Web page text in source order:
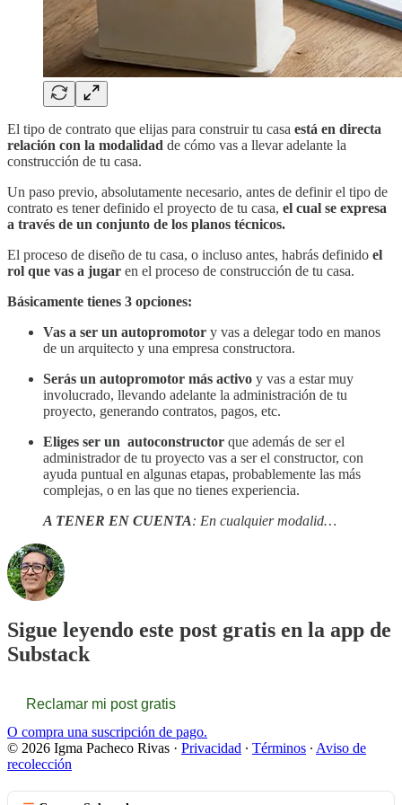
El tipo de contrato que elijas para construir tu casa está en directa
relación con la modalidad de cómo vas a llevar adelante la
construcción de tu casa.
Un paso previo, absolutamente necesario, antes de definir el tipo de
contrato es tener definido el proyecto de tu casa, el cual se expresa
a través de un conjunto de los planos técnicos.
El proceso de diseño de tu casa, o incluso antes, habrás definido el
rol que vas a jugar en el proceso de construcción de tu casa.
Básicamente tienes 3 opciones:
Vas a ser un autopromotor y vas a delegar todo en manos
de un arquitecto y una empresa constructora.
Serás un autopromotor más activo y vas a estar muy
involucrado, llevando adelante la administración de tu
proyecto, generando contratos, pagos, etc.
Eliges ser un autoconstructor que además de ser el
administrador de tu proyecto vas a ser el constructor, con
ayuda puntual en algunas etapas, probablemente las más
complejas, o en las que no tienes experiencia.
A TENER EN CUENTA: En cualquier modalid…
Sigue leyendo este post gratis en la app de
Substack
Reclamar mi post gratis
O compra una suscripción de pago.
© 2026 Igma Pacheco Rivas · Privacidad ∙ Términos ∙ Aviso de
recolección